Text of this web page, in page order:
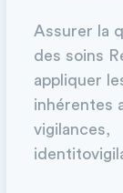
Assurer la
des soins
appliquer
inhérentes
vigilances,